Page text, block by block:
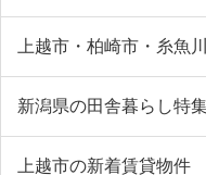
上越市・柏崎市・糸魚
新潟県の田舎暮らし特
上越市の新着賃貸物件